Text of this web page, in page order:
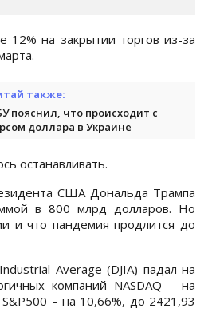
на закрытии торгов из-за
также:
пояснил, что происходит с
доллара в Украине
останавливать.
США Дональда Трампа
в 800 млрд долларов. Но
и что пандемия продлится до
Average (DJIA) падал на
компаний NASDAQ – на
– на 10,66%, до 2421,93